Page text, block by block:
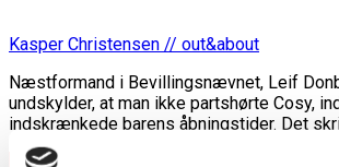
Kasper Christensen // out&about
Næstformand i Bevillingsnævnet, Leif
undskylder, at man ikke partshørte Cosy,
indskrænkede barens åbningstider. Det
Læs mere